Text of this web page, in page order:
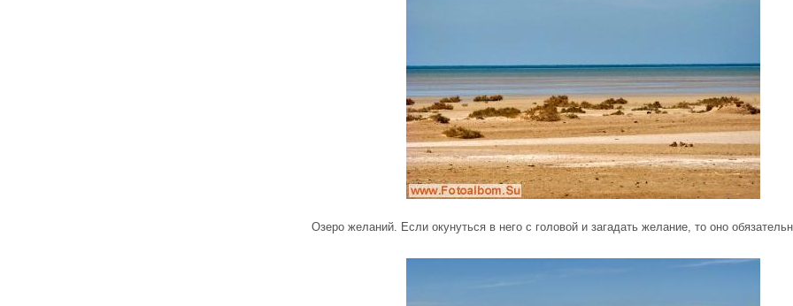
Озеро желаний. Если окунуться в него с головой и загадать желание, то оно